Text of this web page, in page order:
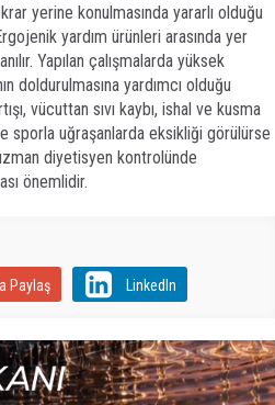
yerine konulmasında yararlı olduğu
yardım ürünleri arasında yer
Yapılan çalışmalarda yüksek
doldurulmasına yardımcı olduğu
vücuttan sıvı kaybı, ishal ve kusma
sporla uğraşanlarda eksikliği görülürse
diyetisyen kontrolünde
önemlidir.
Paylaş LinkedIn